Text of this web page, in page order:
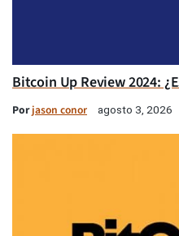
Bitcoin Up Review 2024:
Porjason conor agosto 3, 2026